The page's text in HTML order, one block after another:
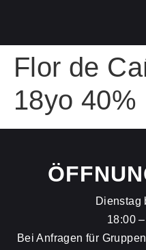
Flor de
18yo 40%
Dienstag
18:00
Bei Anfragen für